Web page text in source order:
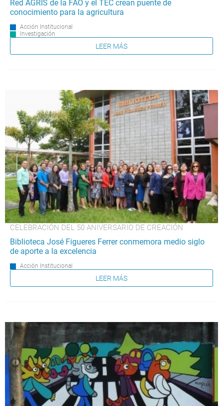
Red AGRIS de la FAO y el TEC crean puente de
conocimiento para la agricultura
Acción Institucional
Investigación
LEER MÁS
CELEBRACIÓN DEL 50 ANIVERSARIO DE CREACIÓN
Biblioteca José Figueres Ferrer conmemora medio siglo
de aporte a la excelencia
Acción Institucional
LEER MÁS